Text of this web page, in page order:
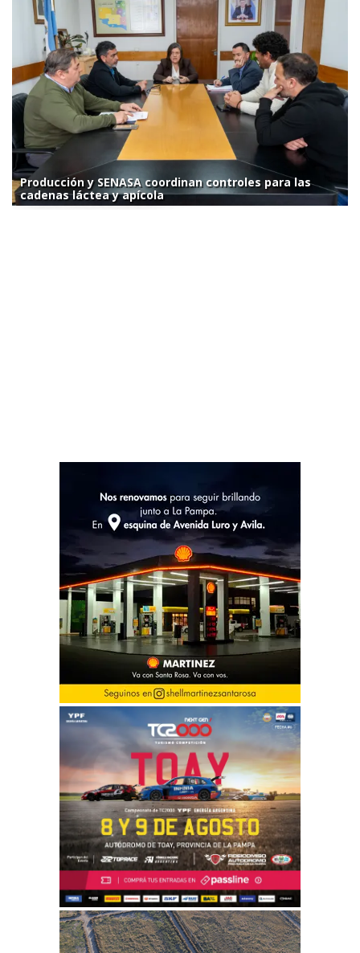
Producción y SENASA coordinan controles para las
cadenas láctea y apícola